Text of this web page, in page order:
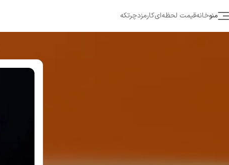
چرتکهکارمزدقیمت لحظه‌ایخانهمنو